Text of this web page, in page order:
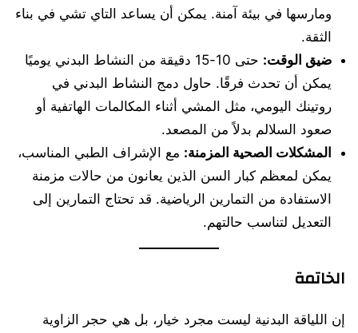
ومارسها في بيئة آمنة. يمكن أن يساعد التاي تشي في بناء
الثقة.
ضيق الوقت:
حتى 10-15 دقيقة من النشاط البدني يوميًا
يمكن أن تحدث فرقًا. حاول دمج النشاط البدني في
روتينك اليومي، مثل المشي أثناء المكالمات الهاتفية أو
صعود السلالم بدلاً من المصعد.
المشكلات الصحية المزمنة: مع الإشراف الطبي المناسب،
يمكن لمعظم كبار السن الذين يعانون من حالات مزمنة
الاستفادة من التمارين الرياضية. قد تحتاج التمارين إلى
التعديل لتناسب حالتهم.
الخاتمة
إن اللياقة البدنية ليست مجرد خيار، بل هي حجر الزاوية